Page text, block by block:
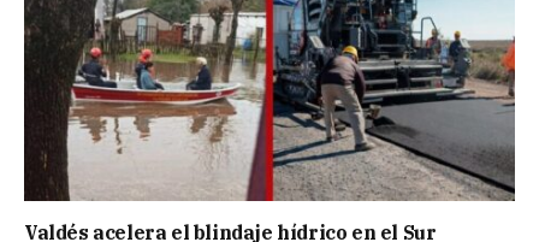
Valdés acelera el blindaje hídrico en el Sur